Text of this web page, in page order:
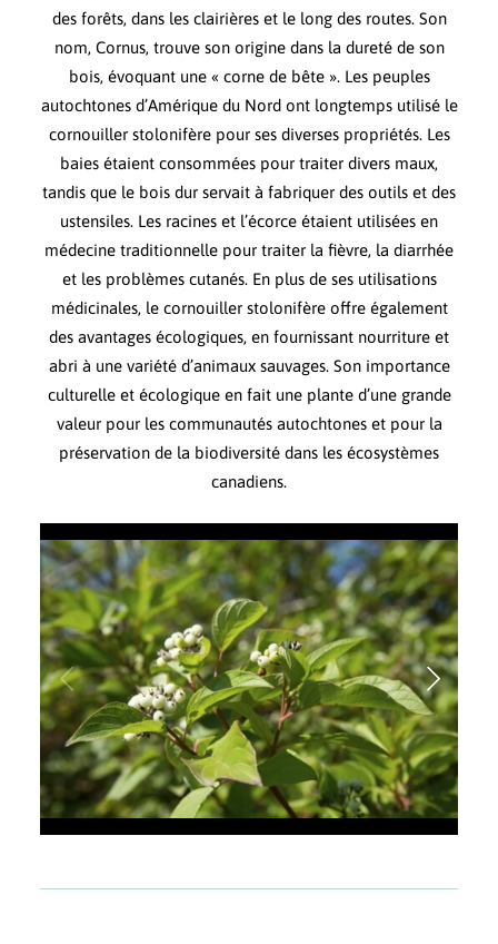
des forêts, dans les clairières et le long des routes. Son
nom, Cornus, trouve son origine dans la dureté de son
bois, évoquant une « corne de bête ». Les peuples
autochtones d’Amérique du Nord ont longtemps utilisé le
cornouiller stolonifère pour ses diverses propriétés. Les
baies étaient consommées pour traiter divers maux,
tandis que le bois dur servait à fabriquer des outils et des
ustensiles. Les racines et l’écorce étaient utilisées en
médecine traditionnelle pour traiter la fièvre, la diarrhée
et les problèmes cutanés. En plus de ses utilisations
médicinales, le cornouiller stolonifère offre également
des avantages écologiques, en fournissant nourriture et
abri à une variété d’animaux sauvages. Son importance
culturelle et écologique en fait une plante d’une grande
valeur pour les communautés autochtones et pour la
préservation de la biodiversité dans les écosystèmes
canadiens.
Feuilles du cornouiller stolonifère